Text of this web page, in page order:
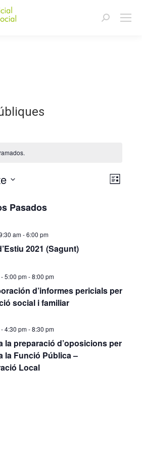
Buscar:
Lista
Pasados
am-6:00 pm
2021 (Sagunt)
5:00 pm-8:00 pm
d’informes pericials per
social i familiar
4:30 pm-8:30 pm
la preparació d’oposicions per
la Funció Pública –
Local